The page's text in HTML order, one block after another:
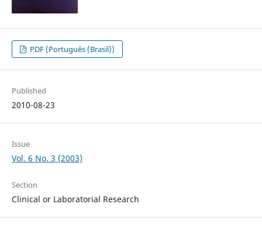
PDF (Português (Brasil))
Published
2010-08-23
Issue
Vol. 6 No. 3 (2003)
Section
Clinical or Laboratorial Research